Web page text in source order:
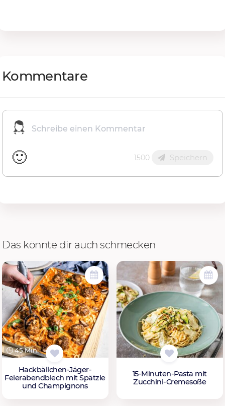
Kommentare
🙂 1500 Speichern
Das könnte dir auch schmecken
45 Min.
Hackbällchen-Jäger-
Feierabendblech mit Spätzle
und Champignons
15-Minuten-Pasta mit
Zucchini-Cremesoße